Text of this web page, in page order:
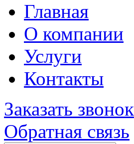
Главная
О компании
Услуги
Контакты
Заказать звонок
Обратная связь